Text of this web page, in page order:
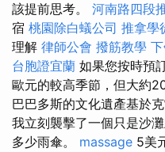
該提前思考。 河南路四段
宿 桃園除白蟻公司 推拿學
理解 律師公會 撥筋教學
台胞證宜蘭 如果您按時預
歐元的較高季節，但大約
巴巴多斯的文化遺產基於
我立刻襲擊了一個只是沙
多少雨傘。 massage 5美